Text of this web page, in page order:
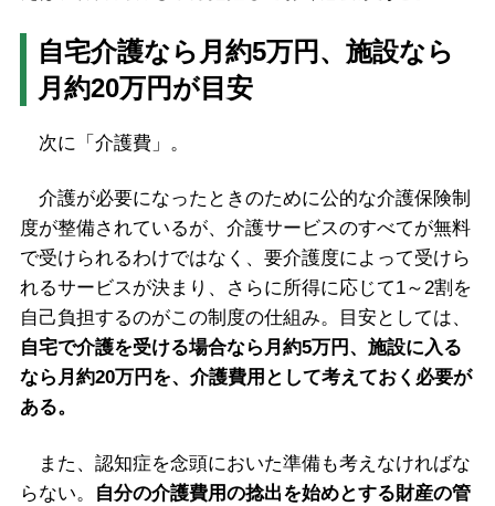
自宅介護なら月約5万円、施設なら
月約20万円が目安
次に「介護費」。
介護が必要になったときのために公的な介護保険制
度が整備されているが、介護サービスのすべてが無料
で受けられるわけではなく、要介護度によって受けら
れるサービスが決まり、さらに所得に応じて1～2割を
自己負担するのがこの制度の仕組み。目安としては、
自宅で介護を受ける場合なら月約5万円、施設に入る
なら月約20万円を、介護費用として考えておく必要が
ある。
また、認知症を念頭においた準備も考えなければな
らない。
自分の介護費用の捻出を始めとする財産の管